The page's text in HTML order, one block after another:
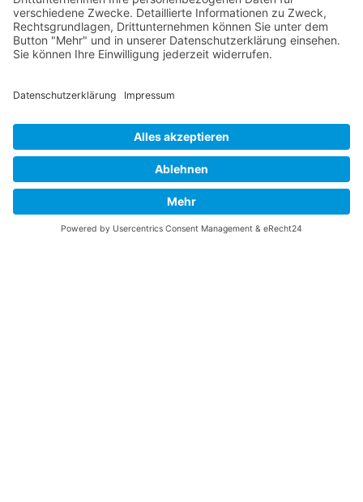
Messerschmitt Me 262
P-38 Lightning
P-47 Thunderbolt
INFO
Über diese B-17 Webseite
Datenschutzerklärung
B-17 Fan Store